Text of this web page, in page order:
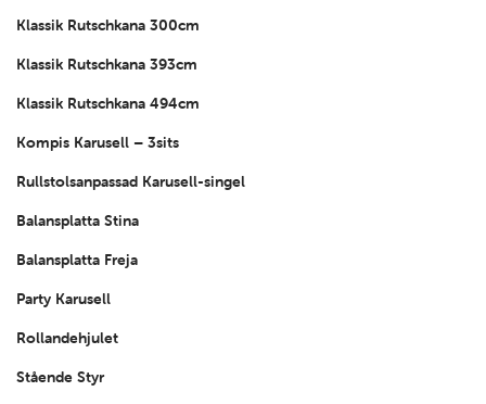
Klassik Rutschkana 300cm
Klassik Rutschkana 393cm
Klassik Rutschkana 494cm
Kompis Karusell – 3sits
Rullstolsanpassad Karusell-singel
Balansplatta Stina
Balansplatta Freja
Party Karusell
Rollandehjulet
Stående Styr